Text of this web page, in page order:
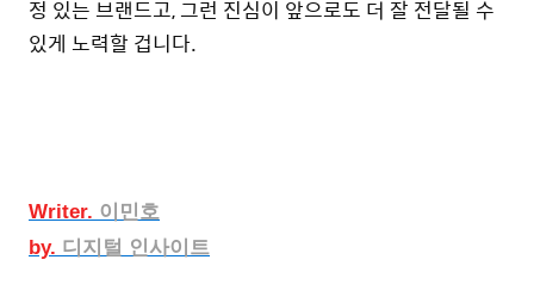
정 있는 브랜드고, 그런 진심이 앞으로도 더 잘 전달될 수
있게 노력할 겁니다.
Writer. 이민호
by. 디지털 인사이트